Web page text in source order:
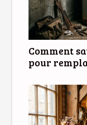
Comment
pour